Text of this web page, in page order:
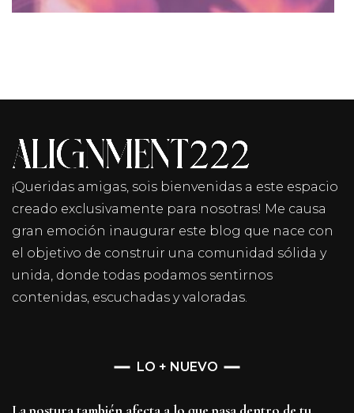
¡Queridas amigas, sois bienvenidas a este espacio
creado exclusivamente para nosotras! Me causa
gran emoción inaugurar este blog que nace con
el objetivo de construir una comunidad sólida y
unida, donde todas podamos sentirnos
contenidas, escuchadas y valoradas.
LO + NUEVO